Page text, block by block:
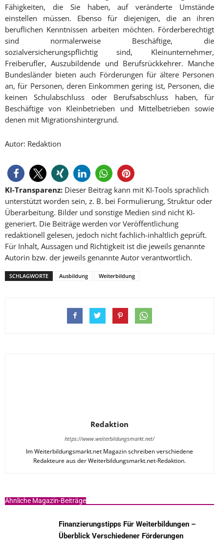
Fähigkeiten, die Sie haben, auf veränderte Umstände
einstellen müssen. Ebenso für diejenigen, die an ihren
beruflichen Kenntnissen arbeiten möchten. Förderberechtigt
sind normalerweise Beschäftige, die
sozialversicherungspflichtig sind, Kleinunternehmer,
Freiberufler, Auszubildende und Berufsrückkehrer. Manche
Bundesländer bieten auch Förderungen für ältere Personen
an, für Personen, deren Einkommen gering ist, Personen, die
keinen Schulabschluss oder Berufsabschluss haben, für
Beschäftige von Kleinbetrieben und Mittelbetrieben sowie
denen mit Migrationshintergrund.
Autor: Redaktion
KI-Transparenz: Dieser Beitrag kann mit KI-Tools sprachlich
unterstützt worden sein, z. B. bei Formulierung, Struktur oder
Überarbeitung. Bilder und sonstige Medien sind nicht KI-
generiert. Die Beiträge werden vor Veröffentlichung
redaktionell gelesen, jedoch nicht fachlich-inhaltlich geprüft.
Für Inhalt, Aussagen und Richtigkeit ist die jeweils genannte
Autorin bzw. der jeweils genannte Autor verantwortlich.
SCHLAGWORTE Ausbildung Weiterbildung
Redaktion
https://www.weiterbildungsmarkt.net/
Im Weiterbildungsmarkt.net Magazin schreiben verschiedene
Redakteure aus der Weiterbildungsmarkt.net-Redaktion.
Ähnliche Magazin-Beiträge
Finanzierungstipps Für Weiterbildungen –
Überblick Verschiedener Förderungen